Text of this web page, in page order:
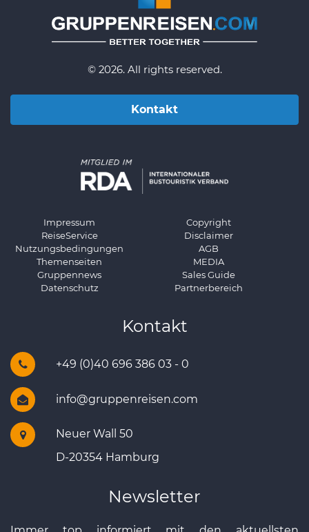
© 2026. All rights reserved.
Kontakt
Impressum
ReiseService
Nutzungsbedingungen
Themenseiten
Gruppennews
Datenschutz
Copyright
Disclaimer
AGB
MEDIA
Sales Guide
Partnerbereich
Kontakt
+49 (0)40 696 386 03 - 0
info@gruppenreisen.com
Neuer Wall 50
D-20354 Hamburg
Newsletter